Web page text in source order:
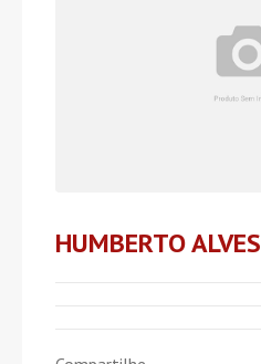
HUMBERTO ALVES